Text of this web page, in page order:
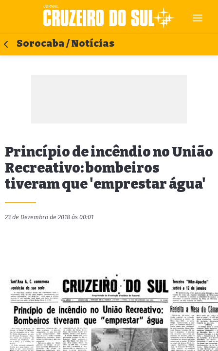
Sorocaba / Notícias
Princípio de incêndio no União
Recreativo: bombeiros
tiveram que 'emprestar água'
23 de Dezembro de 2018 às 00:01